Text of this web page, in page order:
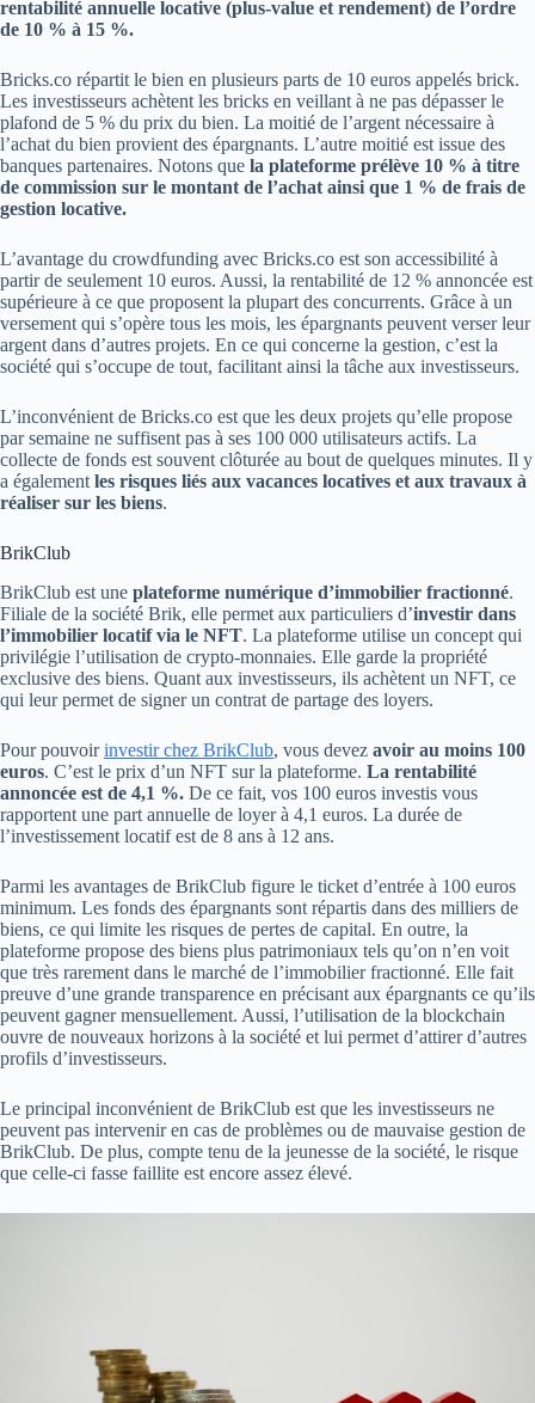
rentabilité annuelle locative (plus-value et rendement) de l’ordre
de 10 % à 15 %.
Bricks.co répartit le bien en plusieurs parts de 10 euros appelés brick.
Les investisseurs achètent les bricks en veillant à ne pas dépasser le
plafond de 5 % du prix du bien. La moitié de l’argent nécessaire à
l’achat du bien provient des épargnants. L’autre moitié est issue des
banques partenaires. Notons que la plateforme prélève 10 % à titre
de commission sur le montant de l’achat ainsi que 1 % de frais de
gestion locative.
L’avantage du crowdfunding avec Bricks.co est son accessibilité à
partir de seulement 10 euros. Aussi, la rentabilité de 12 % annoncée est
supérieure à ce que proposent la plupart des concurrents. Grâce à un
versement qui s’opère tous les mois, les épargnants peuvent verser leur
argent dans d’autres projets. En ce qui concerne la gestion, c’est la
société qui s’occupe de tout, facilitant ainsi la tâche aux investisseurs.
L’inconvénient de Bricks.co est que les deux projets qu’elle propose
par semaine ne suffisent pas à ses 100 000 utilisateurs actifs. La
collecte de fonds est souvent clôturée au bout de quelques minutes. Il y
a égalementles risques liés aux vacances locatives et aux travaux à
réaliser sur les biens.
BrikClub
BrikClub est une plateforme numérique d’immobilier fractionné.
Filiale de la société Brik, elle permet aux particuliers d’investir dans
l’immobilier locatif via le NFT. La plateforme utilise un concept qui
privilégie l’utilisation de crypto-monnaies. Elle garde la propriété
exclusive des biens. Quant aux investisseurs, ils achètent un NFT, ce
qui leur permet de signer un contrat de partage des loyers.
Pour pouvoirinvestir chez BrikClub, vous devez avoir au moins 100
euros. C’est le prix d’un NFT sur la plateforme. La rentabilité
annoncée est de 4,1 %. De ce fait, vos 100 euros investis vous
rapportent une part annuelle de loyer à 4,1 euros. La durée de
l’investissement locatif est de 8 ans à 12 ans.
Parmi les avantages de BrikClub figure le ticket d’entrée à 100 euros
minimum. Les fonds des épargnants sont répartis dans des milliers de
biens, ce qui limite les risques de pertes de capital. En outre, la
plateforme propose des biens plus patrimoniaux tels qu’on n’en voit
que très rarement dans le marché de l’immobilier fractionné. Elle fait
preuve d’une grande transparence en précisant aux épargnants ce qu’ils
peuvent gagner mensuellement. Aussi, l’utilisation de la blockchain
ouvre de nouveaux horizons à la société et lui permet d’attirer d’autres
profils d’investisseurs.
Le principal inconvénient de BrikClub est que les investisseurs ne
peuvent pas intervenir en cas de problèmes ou de mauvaise gestion de
BrikClub. De plus, compte tenu de la jeunesse de la société, le risque
que celle-ci fasse faillite est encore assez élevé.